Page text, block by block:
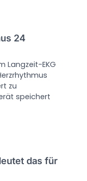
24
Langzeit-EKG
zu
speichert
das für